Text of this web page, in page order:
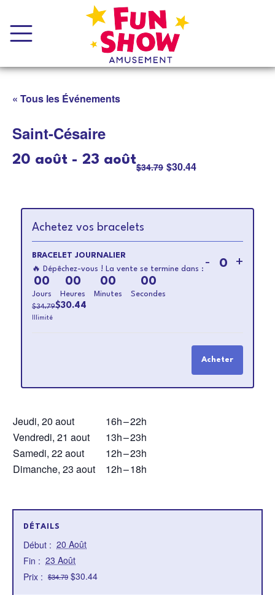
« Tous les Événements
Saint-Césaire
20 août - 23 août$34.79 $30.44
Achetez vos bracelets
BRACELET JOURNALIER
🔥
Dépêchez-vous ! La vente se termine dans :
00
Jours
00
Heures
00
Minutes
00
Secondes
$34.79$30.44
Illimité
Diminuer
BRACELET
- +
acheter
Jeudi, 20 aout 16h–22h
Vendredi, 21 aout
13h–23h
Samedi, 22 aout
12h–23h
Dimanche, 23 aout
12h–18h
DÉTAILS
Début : 20 Août
Fin : 23 Août
Prix : $34.79 $30.44